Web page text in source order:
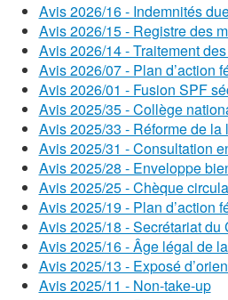
Avis 2026/16 - Indemnités
Avis 2026/15 - Registre des
Avis 2026/14 - Traitement
Avis 2026/07 - Plan d’action
Avis 2026/01 - Fusion SPF
Avis 2025/35 - Collège
Avis 2025/33 - Réforme de la
Avis 2025/31 - Consultation
Avis 2025/28 - Enveloppe
Avis 2025/25 - Chèque
Avis 2025/19 - Plan d’action
Avis 2025/18 - Secrétariat du
Avis 2025/16 - Âge légal de
Avis 2025/13 - Exposé
Avis 2025/11 - Non-take-up